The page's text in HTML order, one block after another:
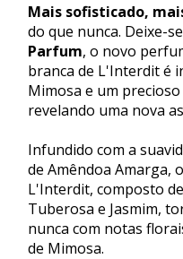
Mais sofisticado,
do que nunca. Deixe-
Parfum, o novo
branca de L'Interdit é
Mimosa e um
revelando uma nova
Infundido com a
de Amêndoa Amarga,
L'Interdit, composto
Tuberosa e Jasmim,
nunca com notas
de Mimosa.